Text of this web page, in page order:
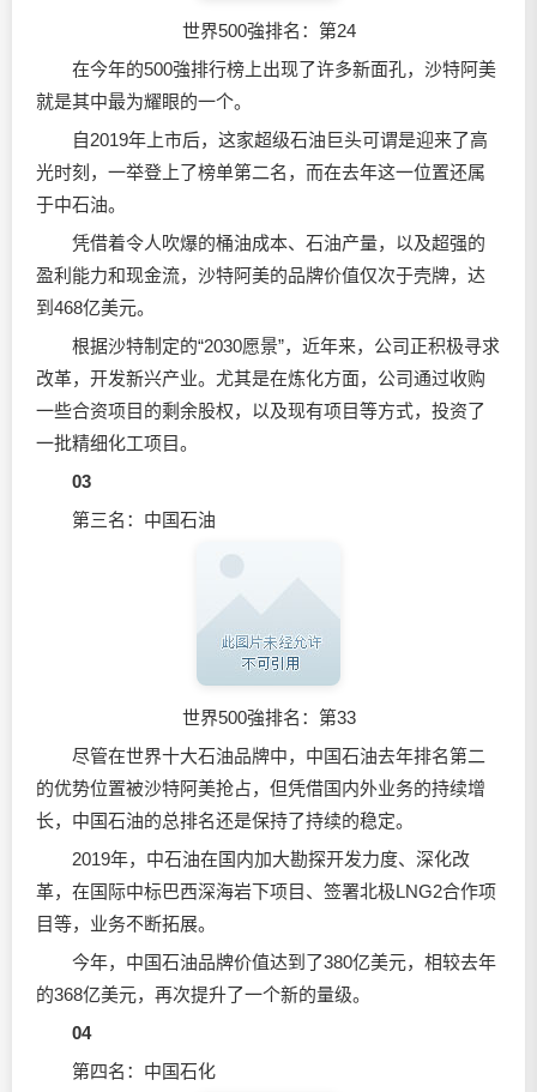
世界500強排名：第24
在今年的500強排行榜上出现了许多新面孔，沙特阿美
就是其中最为耀眼的一个。
自2019年上市后，这家超级石油巨头可谓是迎来了高
光时刻，一举登上了榜单第二名，而在去年这一位置还属
于中石油。
凭借着令人吹爆的桶油成本、石油产量，以及超强的
盈利能力和现金流，沙特阿美的品牌价值仅次于壳牌，达
到468亿美元。
根据沙特制定的“2030愿景”，近年来，公司正积极寻求
改革，开发新兴产业。尤其是在炼化方面，公司通过收购
一些合资项目的剩余股权，以及现有项目等方式，投资了
一批精细化工项目。
03
第三名：中国石油
世界500強排名：第33
尽管在世界十大石油品牌中，中国石油去年排名第二
的优势位置被沙特阿美抢占，但凭借国内外业务的持续增
长，中国石油的总排名还是保持了持续的稳定。
2019年，中石油在国内加大勘探开发力度、深化改
革，在国际中标巴西深海岩下项目、签署北极LNG2合作项
目等，业务不断拓展。
今年，中国石油品牌价值达到了380亿美元，相较去年
的368亿美元，再次提升了一个新的量级。
04
第四名：中国石化